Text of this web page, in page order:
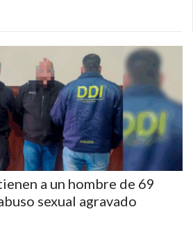
a un hombre de 69
sexual agravado